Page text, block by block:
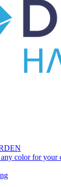
color for your